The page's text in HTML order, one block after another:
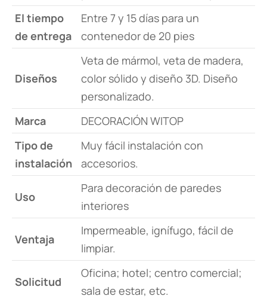
El tiempo
de entrega
Entre 7 y 15 días para un
contenedor de 20 pies
Diseños
Veta de mármol, veta de madera,
color sólido y diseño 3D. Diseño
personalizado.
Marca
DECORACIÓN WITOP
Tipo de
instalación
Muy fácil instalación con
accesorios.
Uso
Para decoración de paredes
interiores
Ventaja
Impermeable, ignífugo, fácil de
limpiar.
Solicitud
Oficina; hotel; centro comercial;
sala de estar, etc.